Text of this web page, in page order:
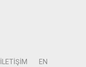
İLETIŞIM EN